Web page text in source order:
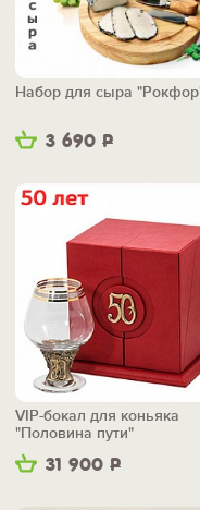
3 690 Р
Набор для сыра
31 900 Р
VIP-бокал для коньяка
"Половина пути"